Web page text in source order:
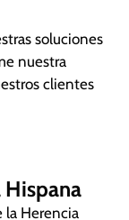
soluciones
nuestra
clientes
Hispana
la Herencia